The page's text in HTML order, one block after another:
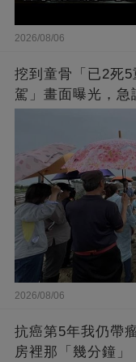
2026/08/06
挖到童骨「已2死
駕」畫面曝光，急
2026/08/06
抗癌第5年我仍帶
房裡那「幾分鐘」